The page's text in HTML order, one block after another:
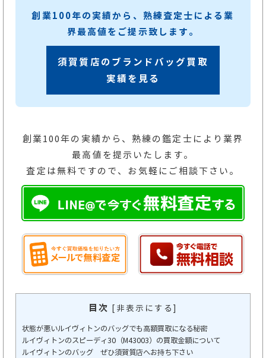
創業100年の実績から、熟練査定士による業
界最高値をご提示致します。
須賀質店のブランドバッグ買取
実績を見る
創業100年の実績から、熟練の鑑定士により業界
最高値を提示いたします。
査定は無料ですので、お気軽にご相談下さい。
目次 [ 非表示にする]
状態が悪いルイヴィトンのバッグでも高額買取になる秘密
ルイヴィトンのスピーディ30（M43003）の買取金額について
ルイヴィトンのバッグ ぜひ須賀質店へお持ち下さい